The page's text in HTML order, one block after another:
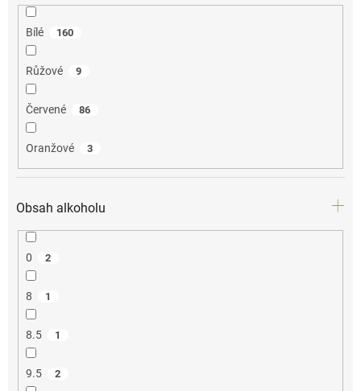
Bílé 160
Růžové 9
Červené 86
Oranžové 3
Obsah alkoholu
0 2
8 1
8.5 1
9.5 2